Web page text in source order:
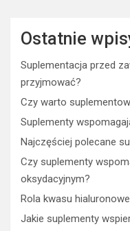
Ostatnie
Suplementacja przed
przyjmować?
Czy warto
Suplementy
Najczęściej polecane
Czy suplementy
oksydacyjnym?
Rola kwasu
Jakie suplementy